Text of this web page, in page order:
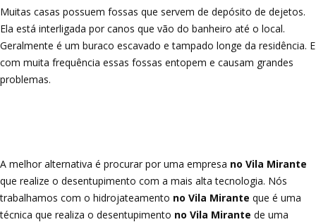
Muitas casas possuem fossas que servem de depósito de dejetos.
Ela está interligada por canos que vão do banheiro até o local.
Geralmente é um buraco escavado e tampado longe da residência. E
com muita frequência essas fossas entopem e causam grandes
problemas.
A melhor alternativa é procurar por uma empresa no Vila Mirante
que realize o desentupimento com a mais alta tecnologia. Nós
trabalhamos com o hidrojateamento no Vila Mirante que é uma
técnica que realiza o desentupimento no Vila Mirante de uma